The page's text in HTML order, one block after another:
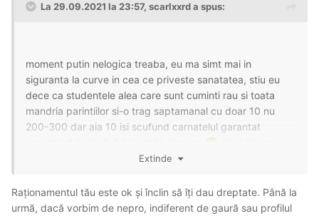
La 29.09.2021 la 23:57, scarlxxrda spus:
moment putin nelogica treaba, eu ma simt mai in
siguranta la curve in cea ce priveste sanatatea, stiu eu
dece ca studentele alea care sunt cuminti rau si toata
mandria parintiilor si-o trag saptamanal cu doar 10 nu
200-300 dar aia 10 isi scufund carnatelul garantat
fiu unde sa cer futai fara condom in lipsa testului cand
decat cu o studenta... la o fata ca maya sau alta unde stiu
ca este mai atenta si curata si nu decide sa riste cu
Extinde
Raționamentul tău este ok și înclin să îți dau dreptate. Până la
urmă, dacă vorbim de nepro, indiferent de gaură sau profilul